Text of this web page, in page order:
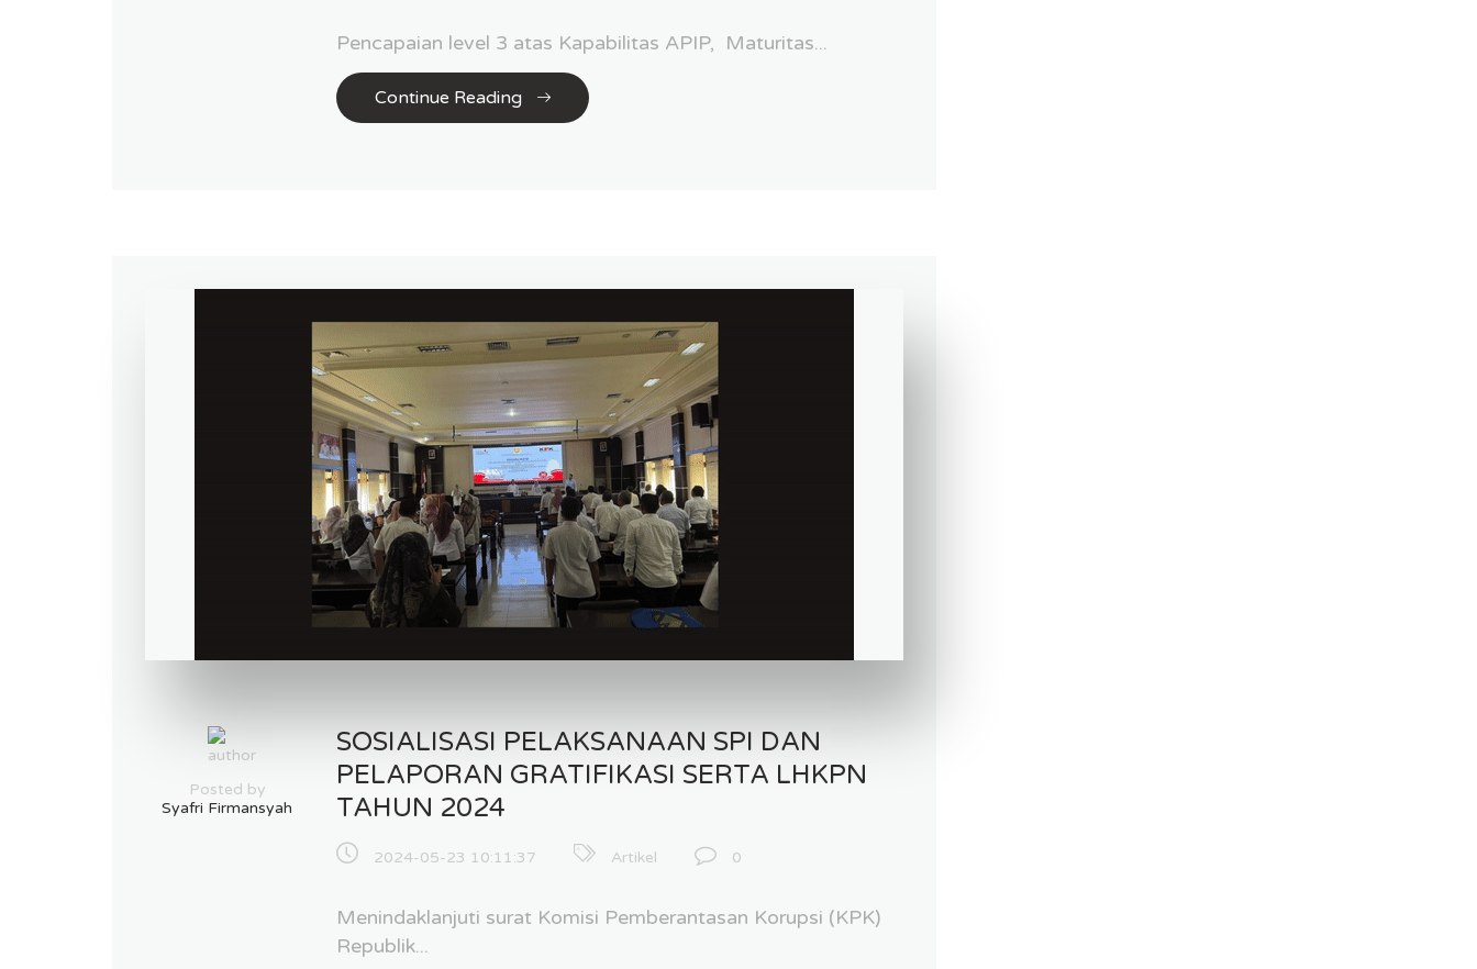
Pencapaian level 3 atas Kapabilitas APIP, Maturitas...
Continue Reading
Posted by
Syafri Firmansyah
SOSIALISASI PELAKSANAAN SPI DAN
PELAPORAN GRATIFIKASI SERTA LHKPN
TAHUN 2024
2024-05-23 10:11:37 Artikel 0
Menindaklanjuti surat Komisi Pemberantasan Korupsi (KPK)
Republik...